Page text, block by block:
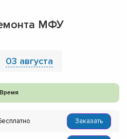
МФУ
03 августа
Время
Заказать